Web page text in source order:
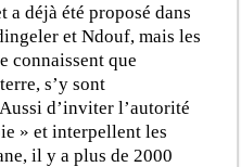
déjà été proposé dans
et Ndouf, mais les
connaissent que
s’y sont
d’inviter l’autorité
» et interpellent les
il y a plus de 2000